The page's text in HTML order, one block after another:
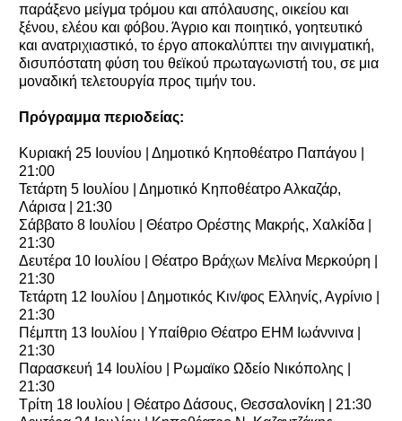
παράξενο μείγμα τρόμου και απόλαυσης, οικείου και
ξένου, ελέου και φόβου. Άγριο και ποιητικό, γοητευτικό
και ανατριχιαστικό, το έργο αποκαλύπτει την αινιγματική,
δισυπόστατη φύση του θεϊκού πρωταγωνιστή του, σε μια
μοναδική τελετουργία προς τιμήν του.
Πρόγραμμα περιοδείας:
Κυριακή 25 Ιουνίου | Δημοτικό Κηποθέατρο Παπάγου |
21:00
Τετάρτη 5 Ιουλίου | Δημοτικό Κηποθέατρο Αλκαζάρ,
Λάρισα | 21:30
Σάββατο 8 Ιουλίου | Θέατρο Ορέστης Μακρής, Χαλκίδα |
21:30
Δευτέρα 10 Ιουλίου | Θέατρο Βράχων Μελίνα Μερκούρη |
21:30
Τετάρτη 12 Ιουλίου | Δημοτικός Κιν/φος Ελληνίς, Αγρίνιο |
21:30
Πέμπτη 13 Ιουλίου | Υπαίθριο Θέατρο ΕΗΜ Ιωάννινα |
21:30
Παρασκευή 14 Ιουλίου | Ρωμαϊκο Ωδείο Νικόπολης |
21:30
Τρίτη 18 Ιουλίου | Θέατρο Δάσους, Θεσσαλονίκη | 21:30